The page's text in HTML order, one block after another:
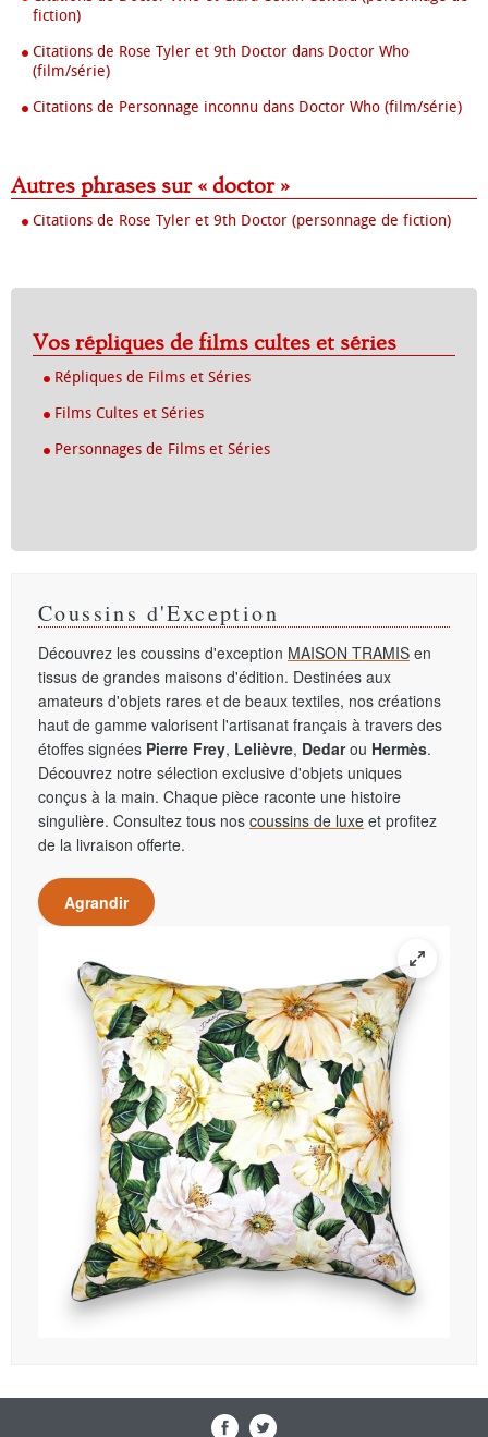
fiction)
Citations de Rose Tyler et 9th Doctor dans Doctor Who
(film/série)
Citations de Personnage inconnu dans Doctor Who (film/série)
Autres phrases sur « doctor »
Citations de Rose Tyler et 9th Doctor (personnage de fiction)
Vos répliques de films cultes et séries
Répliques de Films et Séries
Films Cultes et Séries
Personnages de Films et Séries
Coussins d'Exception
Découvrez les coussins d'exception MAISON TRAMIS en
tissus de grandes maisons d'édition. Destinées aux
amateurs d'objets rares et de beaux textiles, nos créations
haut de gamme valorisent l'artisanat français à travers des
étoffes signées Pierre Frey, Lelièvre, Dedarou Hermès.
Découvrez notre sélection exclusive d'objets uniques
conçus à la main. Chaque pièce raconte une histoire
singulière. Consultez tous nos coussins de luxe et profitez
de la livraison offerte.
Agrandir